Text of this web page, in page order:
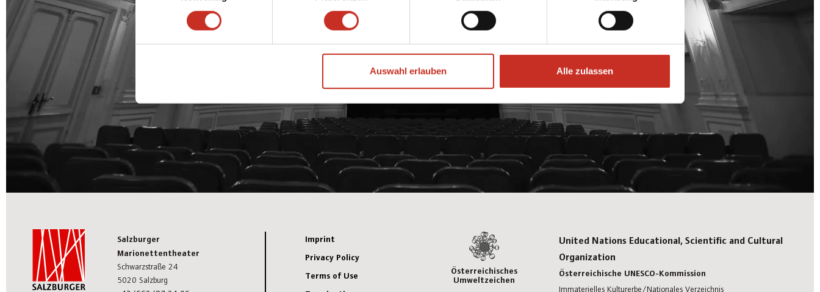
Auswahl erlauben Alle zulassen
Salzburger
Marionettentheater
Schwarzstraße 24
5020 Salzburg
Imprint
Privacy Policy
Terms of Use
Österreichisches
Umweltzeichen
United Nations Educational, Scientific and Cultural
Organization
Österreichische UNESCO-Kommission
Immaterielles Kulturerbe/Nationales Verzeichnis